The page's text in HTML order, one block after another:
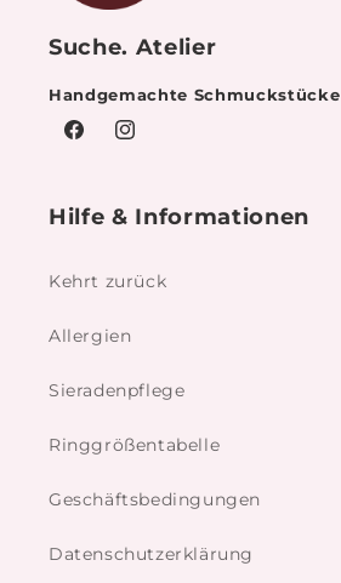
Suche. Atelier
Handgemachte Schmuckstücke
FacebookInstagram
Hilfe & Informationen
Kehrt zurück
Allergien
Sieradenpflege
Ringgrößentabelle
Geschäftsbedingungen
Datenschutzerklärung